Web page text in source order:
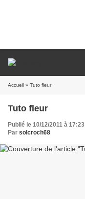
Accueil » Tuto fleur
Tuto fleur
Publié le 10/12/2011 à 17:23
Par solcroch68